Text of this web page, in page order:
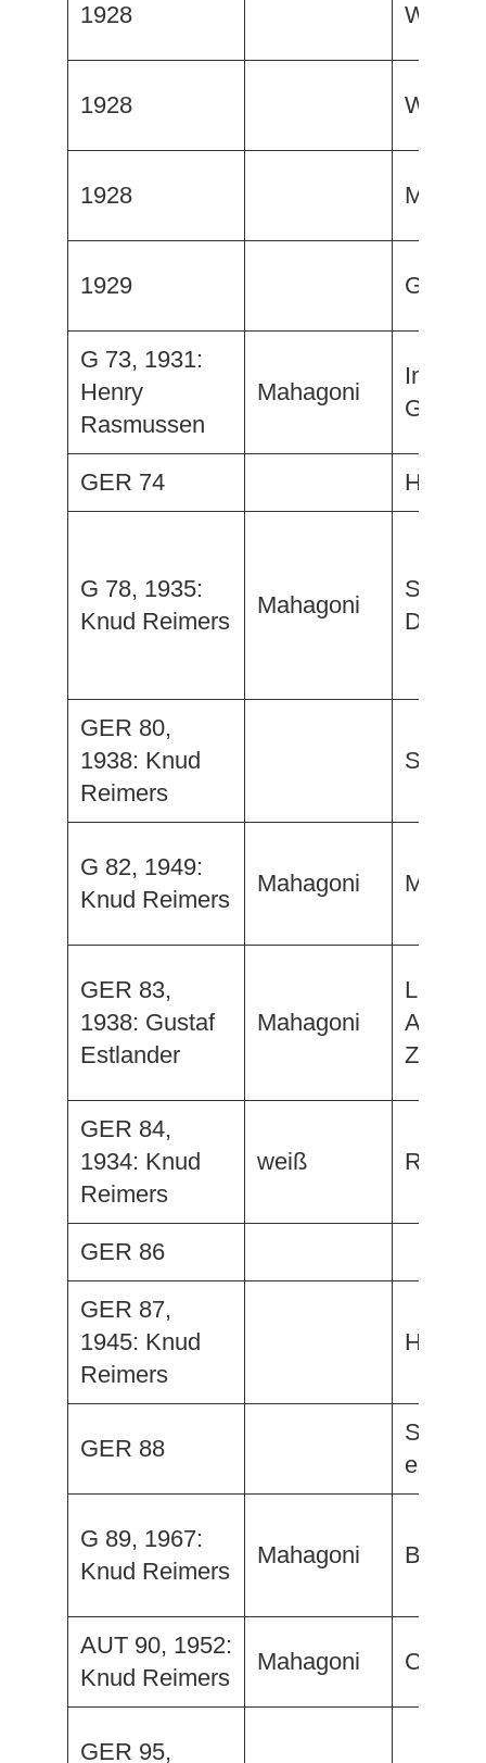
1928
1928
1928
1929
G 73, 1931:
Henry
Rasmussen
Mahagoni
GER 74 Hafis
G 78, 1935:
Knud Reimers
Mahagoni
GER 80,
1938: Knud
Reimers
Saga II
G 82, 1949:
Knud Reimers
Mahagoni Mon
GER 83,
1938: Gustaf
Estlander
Mahagoni
Arabia
Zarah
GER 84,
1934: Knud
Reimers
weiß
GER 86
GER 87,
1945: Knud
Reimers
GER 88
ex.
G 89, 1967:
Knud Reimers
Mahagoni Bijou I
AUT 90, 1952:
Knud Reimers
Mahagoni Clever
GER 95,